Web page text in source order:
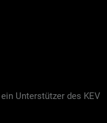
Unterstützer des KEV